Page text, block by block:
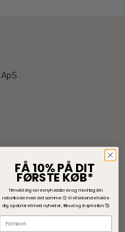
FÅ 10% PÅ DIT
FØRSTE KØB*
Tilmeld dig vores nyhedsbrev og modtag din
rabatkode med det samme 😊Vi vil løbende holde
dig opdateret med nyheder, tilbud og inspiration 🥰